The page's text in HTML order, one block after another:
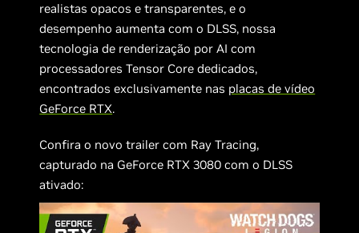
realistas opacos e transparentes, e o
desempenho aumenta com o DLSS, nossa
tecnologia de renderização por AI com
processadores Tensor Core dedicados,
encontrados exclusivamente nas placas de vídeo
GeForce RTX.
Confira o novo trailer com Ray Tracing,
capturado na GeForce RTX 3080 com o DLSS
ativado: